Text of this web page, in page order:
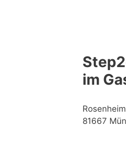
im
81667